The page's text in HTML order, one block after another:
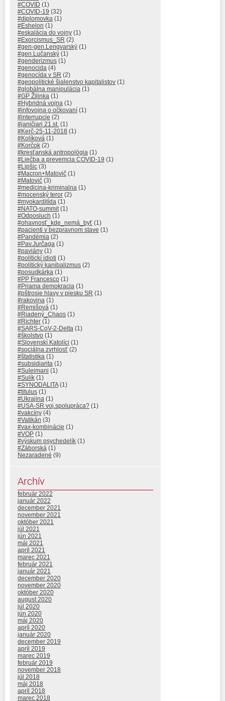
#COVID (1)
#COVID-19 (32)
#diplomovka (1)
#Eshelon (1)
#eskalácia do vojny (1)
#Exorcismus_SR (2)
#gen-gen.Lengvarský (1)
#gen.Lučanský (1)
#genderizmus (1)
#genocida (4)
#genocída v SR (2)
#geopolitické šialenstvo kapitalistov (1)
#globálna manipulácia (1)
#GP Žilinka (1)
#Hybridná vojna (1)
#infovojna o očkovaní (1)
#interrupcie (2)
#janičiari 21.st. (1)
#Kerč-25-11-2018 (1)
#Kolíková (1)
#Korčok (2)
#kresťanská antropológia (1)
#Liečba a prevemcia COVID-19 (1)
#Lipšic (3)
#Macron+Matovič (1)
#Matovič (3)
#medicina-kriminalna (1)
#mocenský teror (2)
#myokarditída (1)
#NATO-summit (1)
#Odposluch (1)
#ohavnosť_kde_nemá_byť (1)
#pacienti v bezpravnom stave (1)
#Pandémia (2)
#Pav.Jurčaga (1)
#paviány (1)
#politickí idioti (1)
#politický kanibalizmus (2)
#posudkárka (1)
#PP Francesco (1)
#Priama demokracia (1)
#pštrosie hlavy v piesku SR (1)
#rakovina (1)
#Remišová (1)
#Riadený_Chaos (1)
#Richter (1)
#SARS-CoV-2-Delta (1)
#školstvo (1)
#Slovenskí Katolíci (1)
#sociálna zvrhlosť (2)
#štatistika (1)
#subsidiarita (1)
#Suleimani (1)
#Sulík (1)
#SYNODALITA(1)
#titulus (1)
#Ukrajina (1)
#USA-SR voj.spolupráca? (1)
#vakcíny (4)
#Vatikán (3)
#vax-kombinácie (1)
#VOP (1)
#výskum psychedelík (1)
#Záborská (1)
Nezaradené (9)
Archív
február 2022
január 2022
december 2021
november 2021
október 2021
júl 2021
jún 2021
máj 2021
apríl 2021
marec 2021
február 2021
január 2021
december 2020
november 2020
október 2020
august 2020
júl 2020
jún 2020
máj 2020
apríl 2020
január 2020
december 2019
apríl 2019
marec 2019
február 2019
november 2018
júl 2018
máj 2018
apríl 2018
marec 2018